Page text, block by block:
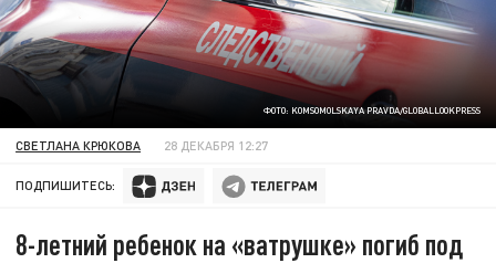
ФОТО: KOMSOMOLSKAYA PRAVDA/GLOBALLOOKPRESS
СВЕТЛАНА КРЮКОВА 28 ДЕКАБРЯ 12:27
ПОДПИШИТЕСЬ:
8-летний ребенок на «ватрушке» погиб под